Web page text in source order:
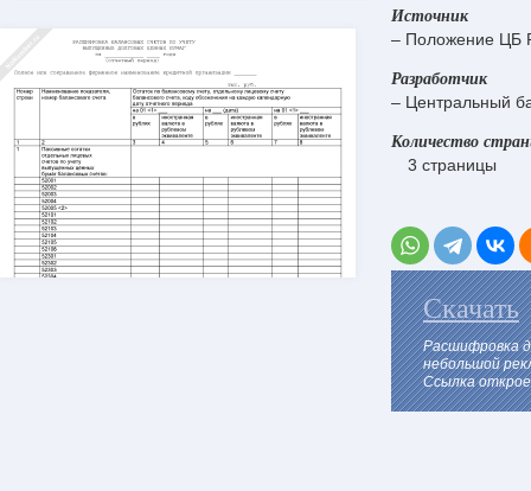
Источник
– Положение ЦБ
Разработчик
– Центральный
Количество
3 страницы
Скачать
Расшифровка
небольшой
Ссылка